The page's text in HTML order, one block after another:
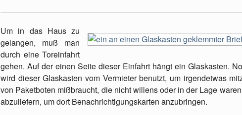
Um in das Haus zu
gelangen, muß man
durch eine Toreinfahrt
gehen. Auf der einen Seite dieser Einfahrt hängt ein Glaskasten.
wird dieser Glaskasten vom Vermieter benutzt, um irgendetwas
von Paketboten mißbraucht, die nicht willens oder in der Lage
abzuliefern, um dort Benachrichtigungskarten anzubringen.